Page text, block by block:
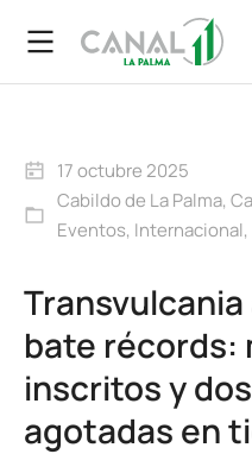
17 octubre 2025
Cabildo de La Palma,
Eventos, Internacional,
Transvulcania
bate récords:
inscritos y
agotadas en